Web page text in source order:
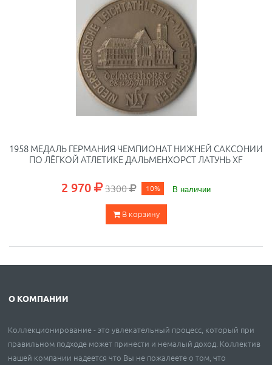
1958 МЕДАЛЬ ГЕРМАНИЯ ЧЕМПИОНАТ НИЖНЕЙ САКСОНИИ
ПО ЛЁГКОЙ АТЛЕТИКЕ ДАЛЬМЕНХОРСТ ЛАТУНЬ XF
2 970 3300 10% В наличии
В корзину
О КОМПАНИИ
Коллекционирование - это увлекательный процесс, который при
правильном подходе может принести и немалый доход. Коллектив
нашей компании надеется что Вы не пожалеете о том, что